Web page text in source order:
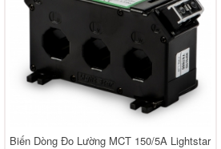
Biến Dòng Đo Lường MCT 150/5A Lightstar